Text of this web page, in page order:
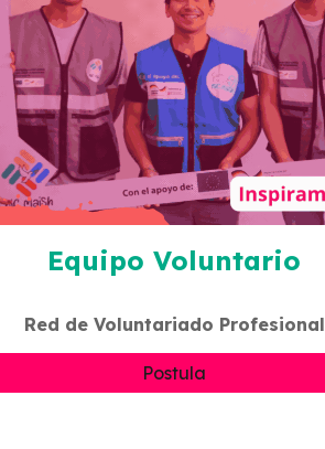
Equipo Voluntario
Red de Voluntariado Profesional
Postula